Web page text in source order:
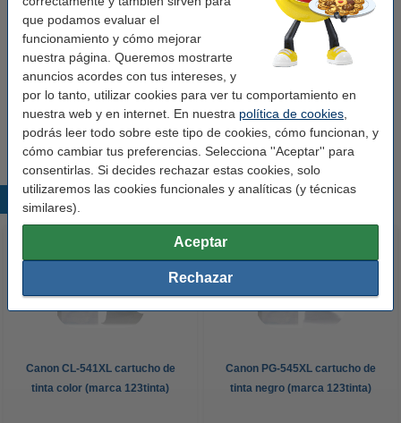
que podamos evaluar el
funcionamiento y cómo mejorar
nuestra página. Queremos mostrarte
anuncios acordes con tus intereses, y
por lo tanto, utilizar cookies para ver tu comportamiento en
nuestra web y en internet. En nuestra política de cookies
podrás leer todo sobre este tipo de cookies, cómo funcionan, y
cómo cambiar tus preferencias. Selecciona ''Aceptar'' para
consentirlas. Si decides rechazar estas cookies, solo
utilizaremos las cookies funcionales y analíticas (y técnicas
similares).
Aceptar
Rechazar
Chaleco de seguridad amarillo
4,99 €
Compra en pack
Pack 3x SOS FLASH Luz de emergencia V16
baliza homologada DGT con geolocalización
85,50 €
Productos destacados
Canon CL-541XL cartucho de
tinta color (marca 123tinta)
Canon PG-545XL cartucho de
tinta negro (marca 123tinta)